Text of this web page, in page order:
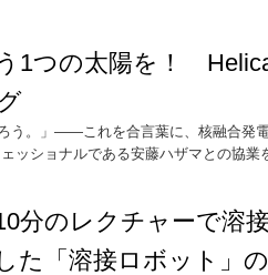
1つの太陽を！
う。」――これを合言葉に、核融合発
ッショナルである安藤ハザマとの協業
分のレクチャーで溶
た「溶接ロボット」